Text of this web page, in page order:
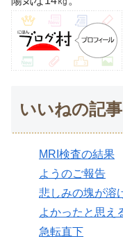
いいねの記事
MRI検査の結果
ようのご報告
悲しみの塊が溶
よかったと思え
急転直下